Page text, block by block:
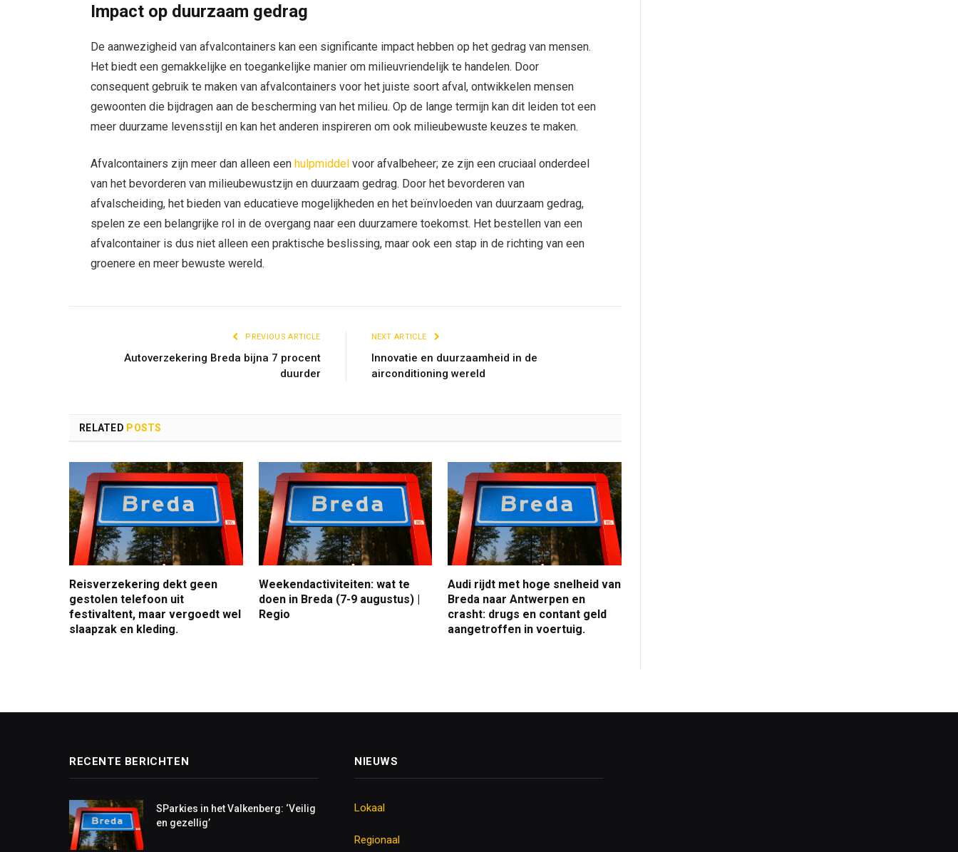
Impact op duurzaam gedrag
De aanwezigheid van afvalcontainers kan een significante impact hebben op het gedrag van mensen.
Het biedt een gemakkelijke en toegankelijke manier om milieuvriendelijk te handelen. Door
consequent gebruik te maken van afvalcontainers voor het juiste soort afval, ontwikkelen mensen
gewoonten die bijdragen aan de bescherming van het milieu. Op de lange termijn kan dit leiden tot een
meer duurzame levensstijl en kan het anderen inspireren om ook milieubewuste keuzes te maken.
Afvalcontainers zijn meer dan alleen een hulpmiddel voor afvalbeheer; ze zijn een cruciaal onderdeel
van het bevorderen van milieubewustzijn en duurzaam gedrag. Door het bevorderen van
afvalscheiding, het bieden van educatieve mogelijkheden en het beïnvloeden van duurzaam gedrag,
spelen ze een belangrijke rol in de overgang naar een duurzamere toekomst. Het bestellen van een
afvalcontainer is dus niet alleen een praktische beslissing, maar ook een stap in de richting van een
groenere en meer bewuste wereld.
PREVIOUS ARTICLE
Autoverzekering Breda bijna 7 procent
duurder
NEXT ARTICLE
Innovatie en duurzaamheid in de
airconditioning wereld
RELATED POSTS
Reisverzekering dekt geen
gestolen telefoon uit
festivaltent, maar vergoedt wel
slaapzak en kleding.
Weekendactiviteiten: wat te
doen in Breda (7-9 augustus) |
Regio
Audi rijdt met hoge snelheid van
Breda naar Antwerpen en
crasht: drugs en contant geld
aangetroffen in voertuig.
RECENTE BERICHTEN
SParkies in het Valkenberg: ‘Veilig
en gezellig’
NIEUWS
Lokaal
Regionaal